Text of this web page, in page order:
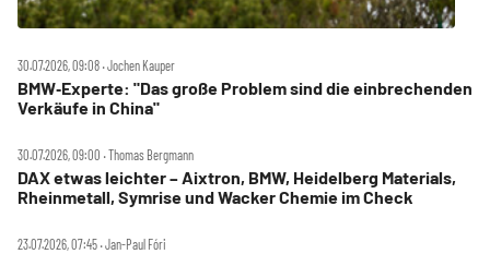
30.07.2026, 09:08 ‧ Jochen Kauper
BMW‑Experte: "Das große Problem sind die einbrechenden
Verkäufe in China"
30.07.2026, 09:00 ‧ Thomas Bergmann
DAX etwas leichter – Aixtron, BMW, Heidelberg Materials,
Rheinmetall, Symrise und Wacker Chemie im Check
23.07.2026, 07:45 ‧ Jan-Paul Fóri